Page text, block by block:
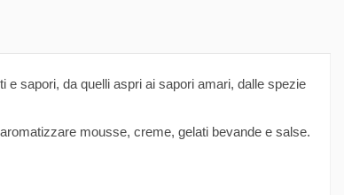
e sapori, da quelli aspri ai sapori amari, dalle spezie
mousse, creme, gelati bevande e salse.